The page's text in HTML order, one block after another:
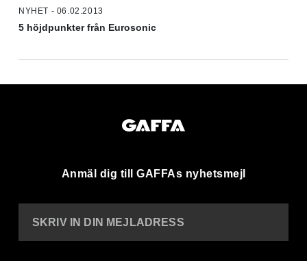
NYHET - 06.02.2013
5 höjdpunkter från Eurosonic
Anmäl dig till GAFFAs nyhetsmejl
SKRIV IN DIN MEJLADRESS